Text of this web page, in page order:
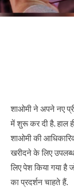
शाओमी ने अपने नए
में शुरू कर दी है. हाल
शाओमी की
खरीदने के लिए
लिए पेश किया गया है
का प्रदर्शन चाहते हैं.